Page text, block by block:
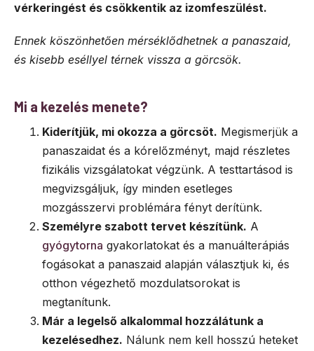
vérkeringést és csökkentik az izomfeszülést.
Ennek köszönhetően mérséklődhetnek a panaszaid,
és kisebb eséllyel térnek vissza a görcsök.
Mi a kezelés menete?
Kiderítjük, mi okozza a görcsöt. Megismerjük a
panaszaidat és a kórelőzményt, majd részletes
fizikális vizsgálatokat végzünk. A testtartásod is
megvizsgáljuk, így minden esetleges
mozgásszervi problémára fényt derítünk.
Személyre szabott tervet készítünk. A
gyógytorna gyakorlatokat és a manuálterápiás
fogásokat a panaszaid alapján választjuk ki, és
otthon végezhető mozdulatsorokat is
megtanítunk.
Már a legelső alkalommal hozzálátunk a
kezelésedhez. Nálunk nem kell hosszú heteket